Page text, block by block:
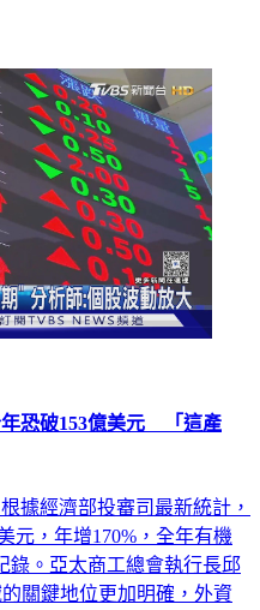
恐破153億美元 「這產
據經濟部投審司最新統計，
元，年增170%，全年有機
錄。亞太商工總會執行長邱